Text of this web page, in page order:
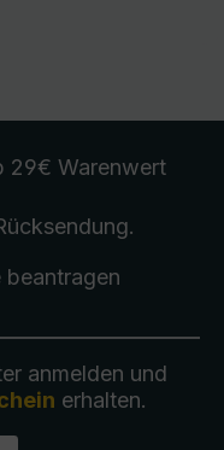
29€ Warenwert
.
beantragen
anmelden und
erhalten.